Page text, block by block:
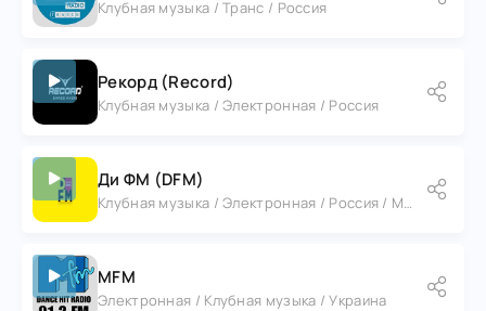
Клубная музыка / Транс / Россия
Рекорд (Record)
Клубная музыка / Электронная / Россия
Ди ФМ (DFM)
MFM
Электронная / Клубная музыка / Украина